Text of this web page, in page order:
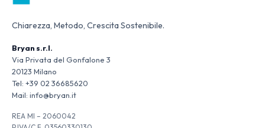
Chiarezza, Metodo, Crescita Sostenibile.
Bryan s.r.l.
Via Privata del Gonfalone 3
20123 Milano
Tel: +39 02 36685620
Mail: info@bryan.it
REA MI – 2060042